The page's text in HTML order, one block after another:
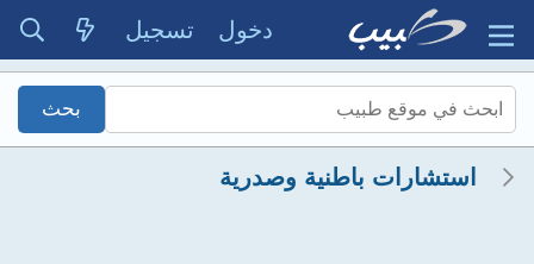
دخول تسجيل
استشارات باطنية وصدرية